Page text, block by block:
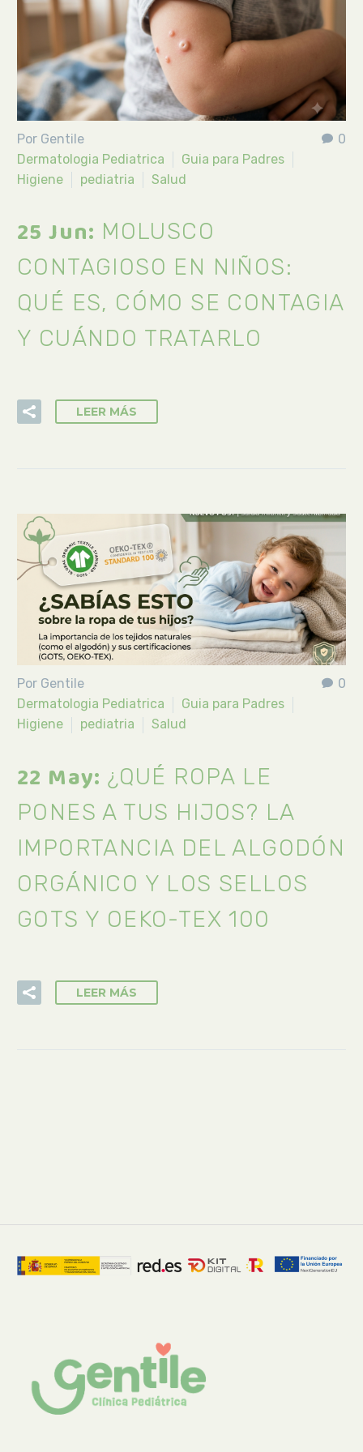
0
Por Gentile
Dermatologia Pediatrica
Guia para Padres
Higiene
pediatria Salud
25 Jun: MOLUSCO
CONTAGIOSO EN NIÑOS:
QUÉ ES, CÓMO SE CONTAGIA
Y CUÁNDO TRATARLO
LEER MÁS
0
Por Gentile
Dermatologia Pediatrica
Guia para Padres
Higiene
pediatria Salud
22 May: ¿QUÉ ROPA LE
PONES A TUS HIJOS? LA
IMPORTANCIA DEL ALGODÓN
ORGÁNICO Y LOS SELLOS
GOTS Y OEKO-TEX 100
LEER MÁS